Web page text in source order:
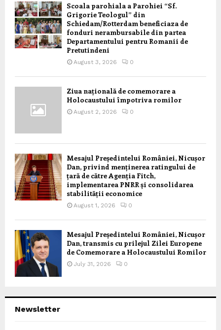
Scoala parohiala a Parohiei “Sf.
Grigorie Teologul” din
Schiedam/Rotterdam beneficiaza de
fonduri nerambursabile din partea
Departamentului pentru Romanii de
Pretutindeni
August 3, 2026 0
Ziua națională de comemorare a
Holocaustului împotriva romilor
August 2, 2026 0
Mesajul Președintelui României, Nicușor
Dan, privind menținerea ratingului de
țară de către Agenția Fitch,
implementarea PNRR și consolidarea
stabilității economice
August 1, 2026 0
Mesajul Președintelui României, Nicușor
Dan, transmis cu prilejul Zilei Europene
de Comemorare a Holocaustului Romilor
July 31, 2026 0
Newsletter